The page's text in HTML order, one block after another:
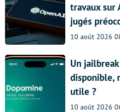
travaux sur
jugés
10 août 2026
Un
disponible,
utile ?
10 août 2026